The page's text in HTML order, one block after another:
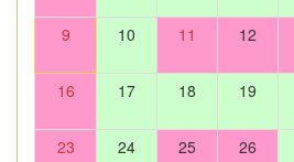
9 10 11 12
16 17 18 19
23 24 25 26